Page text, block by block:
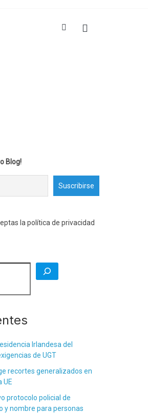
Blog!
la política de privacidad
Irlandesa del
de UGT
recortes generalizados en
UE
protocolo policial de
y nombre para personas